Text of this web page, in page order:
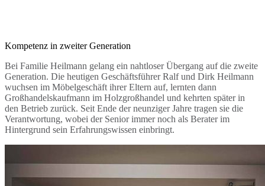
Kompetenz in zweiter Generation
Bei Familie Heilmann gelang ein nahtloser Übergang auf die zweite
Generation. Die heutigen Geschäftsführer Ralf und Dirk Heilmann
wuchsen im Möbelgeschäft ihrer Eltern auf, lernten dann
Großhandelskaufmann im Holzgroßhandel und kehrten später in
den Betrieb zurück. Seit Ende der neunziger Jahre tragen sie die
Verantwortung, wobei der Senior immer noch als Berater im
Hintergrund sein Erfahrungswissen einbringt.